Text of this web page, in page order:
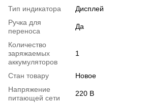
Тип индикатора
Дисплей
Ручка для
переноса
Да
Количество
заряжаемых
аккумуляторов
1
Стан товару
Новое
Напряжение
питающей сети
220 В